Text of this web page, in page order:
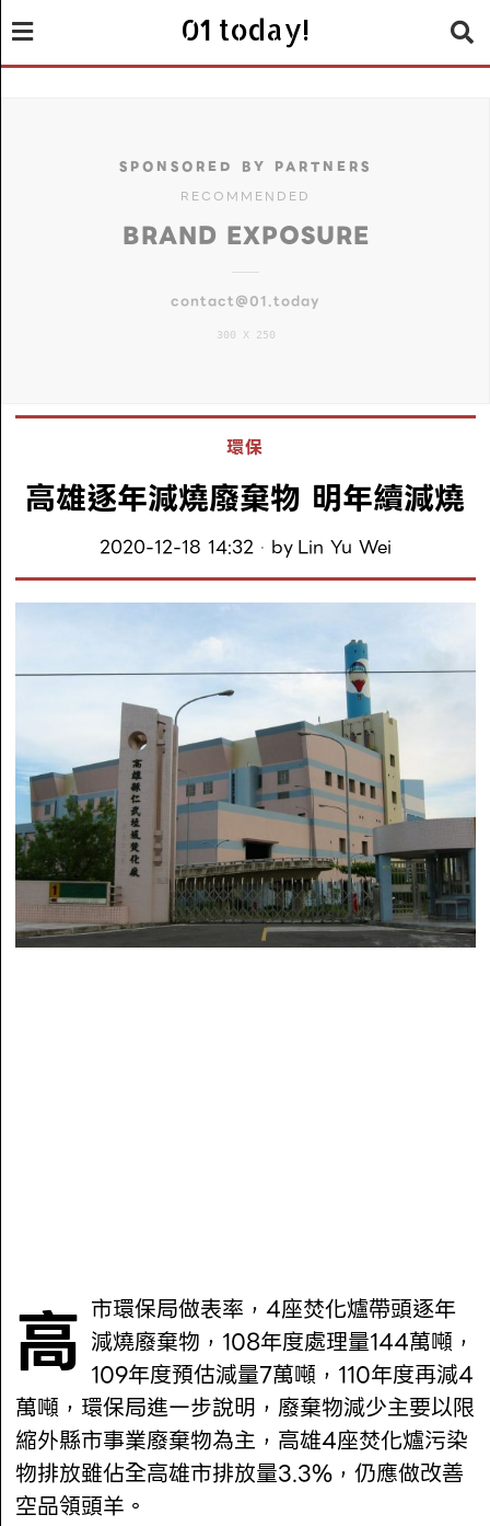
01 today!
SPONSORED BY PARTNERS
RECOMMENDED
BRAND EXPOSURE
contact@01.today
300 X 250
環保
高雄逐年減燒廢棄物 明年續減燒
2020-12-18 14:32 by Lin Yu Wei
高市環保局做表率，4座焚化爐帶頭逐年 減燒廢棄物，108年度處理量144萬噸，
109年度預估減量7萬噸，110年度再減4
萬噸，環保局進一步說明，廢棄物減少主要以限
縮外縣市事業廢棄物為主，高雄4座焚化爐污染
物排放雖佔全高雄市排放量3.3%，仍應做改善
空品領頭羊。